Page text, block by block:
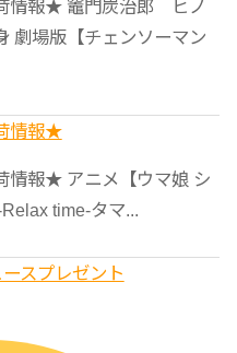
情報★ 竈門炭治郎 ヒノ
劇場版【チェンソーマン
情報★
情報★ アニメ【ウマ娘 シ
time-タマ...
スプレゼント